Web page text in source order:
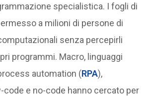
specialistica. I fogli di
a milioni di persone di
senza percepirli
programmi. Macro, linguaggi
automation (RPA),
e no-code hanno cercato per